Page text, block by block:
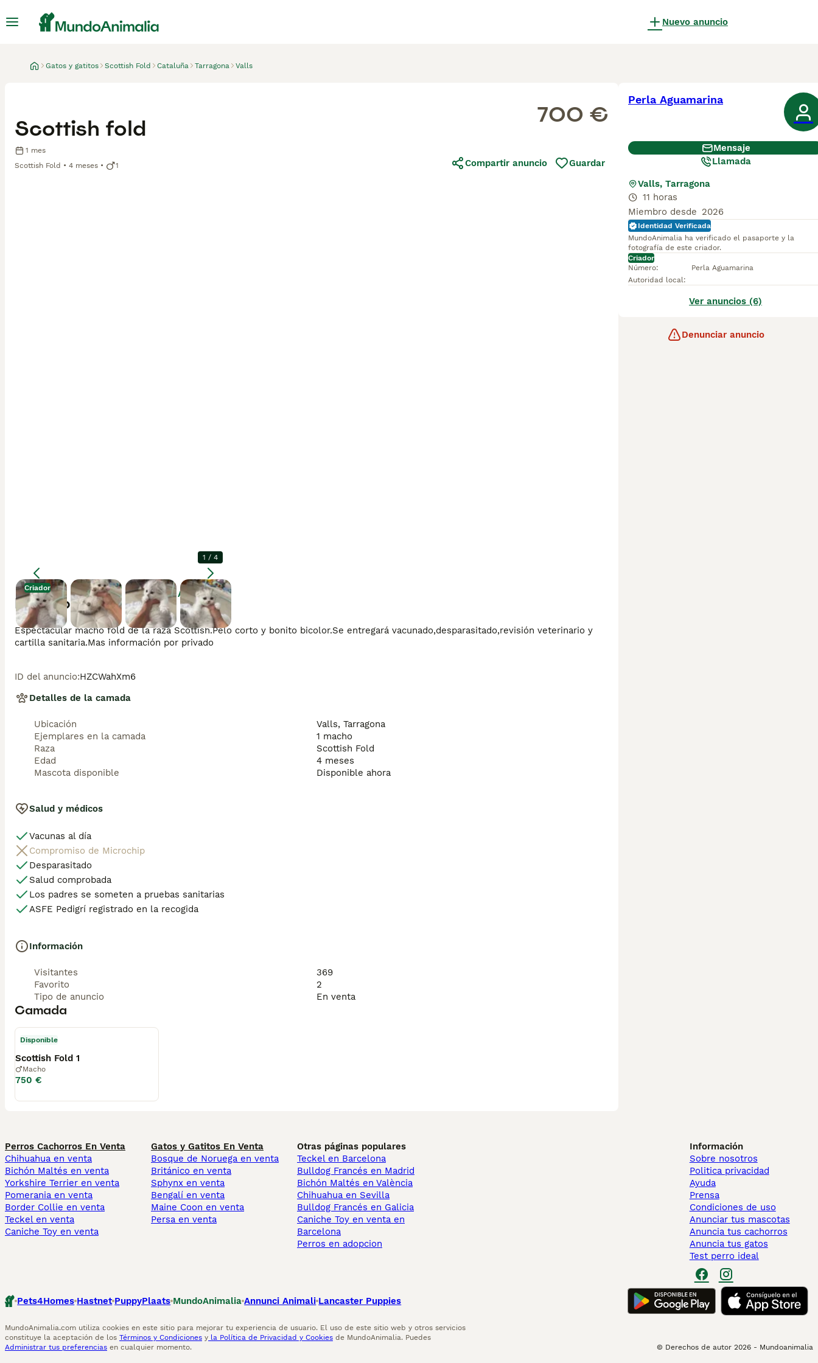
Nuevo anuncio
Gatos y gatitos Scottish Fold Cataluña Tarragona Valls
Criador
Agrandar
1 / 4
Scottish fold
1 mes
Scottish Fold
4 meses 1
700 €
Compartir anuncio Guardar
Descripción
Espectacular macho fold de la raza Scottish.Pelo corto y bonito bicolor.Se entregará vacunado,desparasitado,revisión veterinario y
cartilla sanitaria.Mas información por privado
ID del anuncio:HZCWahXm6
Detalles de la camada
Ubicación
Valls, Tarragona
Ejemplares en la camada
1 macho
Raza
Scottish Fold
Edad
4 meses
Mascota disponible
Disponible ahora
Salud y médicos
Vacunas al día
Compromiso de Microchip
Desparasitado
Salud comprobada
Los padres se someten a pruebas sanitarias
ASFE Pedigrí registrado en la recogida
Información
Visitantes
369
Favorito
2
Tipo de anuncio
En venta
Camada
Disponible
Scottish Fold 1
Macho
750 €
Perla Aguamarina
Mensaje
Llamada
Valls, Tarragona
11 horas
Miembro desde 2026
Identidad Verificada
MundoAnimalia ha verificado el pasaporte y la
fotografía de este criador.
Criador
Número:
Perla Aguamarina
Autoridad local:
Ver anuncios (6)
Denunciar anuncio
Perros Cachorros En Venta
Chihuahua en venta
Bichón Maltés en venta
Yorkshire Terrier en venta
Pomerania en venta
Border Collie en venta
Teckel en venta
Caniche Toy en venta
Gatos y Gatitos En Venta
Bosque de Noruega en venta
Británico en venta
Sphynx en venta
Bengalí en venta
Maine Coon en venta
Persa en venta
Otras páginas populares
Teckel en Barcelona
Bulldog Francés en Madrid
Bichón Maltés en València
Chihuahua en Sevilla
Bulldog Francés en Galicia
Caniche Toy en venta en
Barcelona
Perros en adopcion
Información
Sobre nosotros
Politica privacidad
Ayuda
Prensa
Condiciones de uso
Anunciar tus mascotas
Anuncia tus cachorros
Anuncia tus gatos
Test perro ideal
Pets4Homes Hastnet PuppyPlaats MundoAnimalia Annunci Animali Lancaster Puppies
MundoAnimalia.com utiliza cookies en este sitio para mejorar tu experiencia de usuario. El uso de este sitio web y otros servicios
constituye la aceptación de los Términos y Condiciones y la Política de Privacidad y Cookies de MundoAnimalia. Puedes
Administrar tus preferencias en cualquier momento. © Derechos de autor 2026 - Mundoanimalia